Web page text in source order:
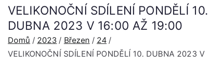
VELIKONOČNÍ SDÍLENÍ PONDĚLÍ 10.
DUBNA 2023 V 16:00 AŽ 19:00
Domů 2023 Březen
24
VELIKONOČNÍ SDÍLENÍ PONDĚLÍ 10. DUBNA 2023 V